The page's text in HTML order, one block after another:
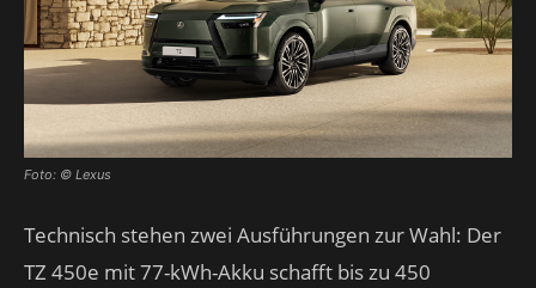
Foto: © Lexus
Technisch stehen zwei Ausführungen zur Wahl: Der
TZ 450e mit 77-kWh-Akku schafft bis zu 450